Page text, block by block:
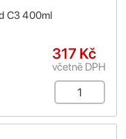
C3 400ml
317 Kč
včetně DPH